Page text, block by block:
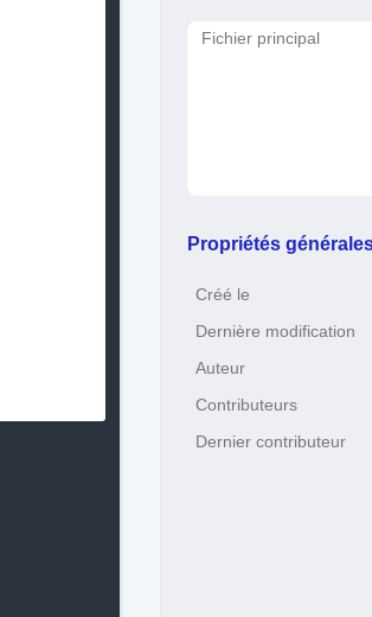
Fichier principal
Propriétés
Créé le
Dernière modification
Auteur
Contributeurs
Dernier contributeur